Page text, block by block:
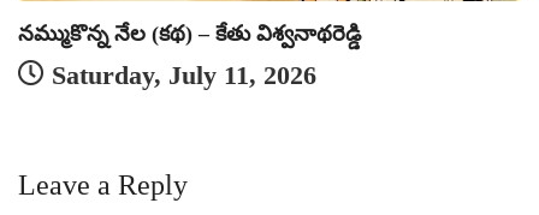
నమ్ముకొన్న నేల (కథ) – కేతు విశ్వనాథరెడ్డి
Saturday, July 11, 2026
Leave a Reply